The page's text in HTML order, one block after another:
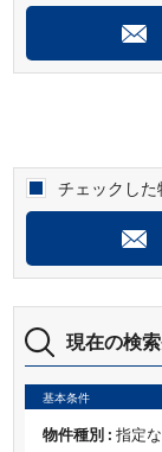
現在の検
基本条件
物件種別 : 指定
チェックし